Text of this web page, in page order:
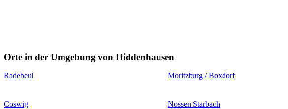
Orte in der Umgebung von Hiddenhausen
Radebeul Moritzburg / Boxdorf
Coswig Nossen Starbach